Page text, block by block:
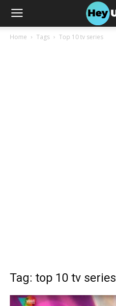
Home Tags Top 10 tv series
Tag: top 10 tv series